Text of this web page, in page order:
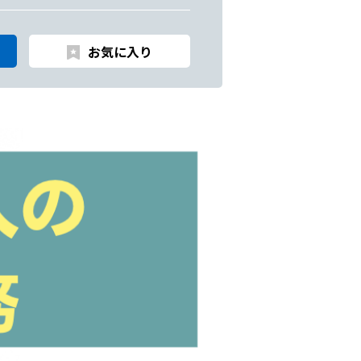
お気に入り